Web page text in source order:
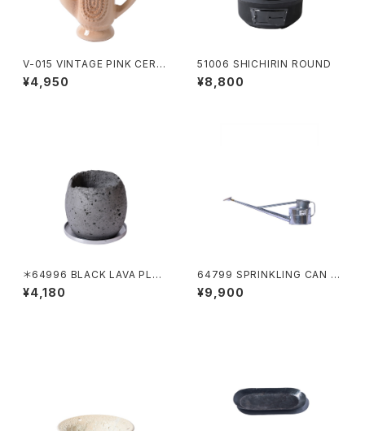
V-015 VINTAGE PINK CERA
MIC POT
¥4,950
51006 SHICHIRIN ROUND
¥8,800
＊64996 BLACK LAVA PLAN
TER DRUM
¥4,180
64799 SPRINKLING CAN 4
L
¥9,900